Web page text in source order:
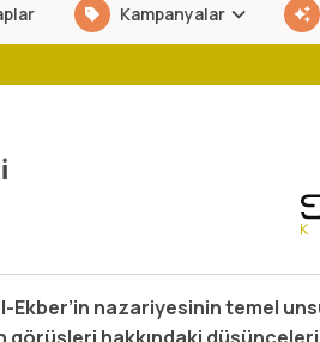
Kampanyalar
Ekber’in nazariyesinin temel